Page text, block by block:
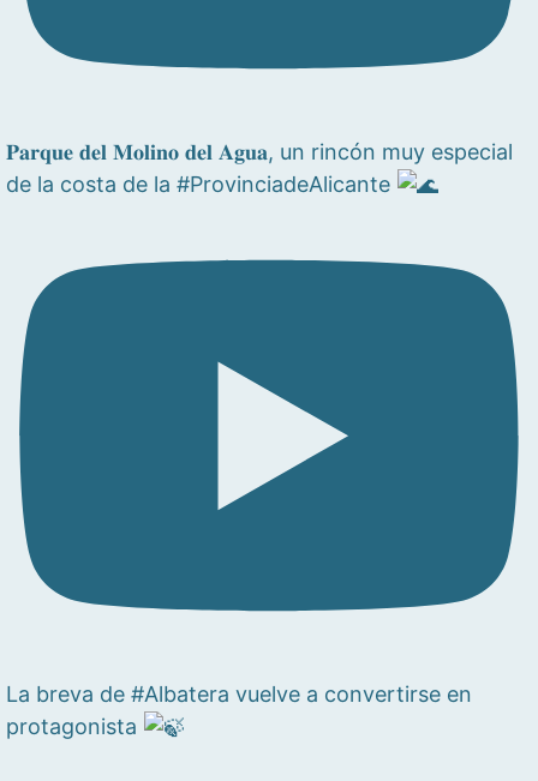
𝐏𝐚𝐫𝐪𝐮𝐞 𝐝𝐞𝐥 𝐌𝐨𝐥𝐢𝐧𝐨 𝐝𝐞𝐥 𝐀𝐠𝐮𝐚, un rincón muy especial
de la costa de la #ProvinciadeAlicante
La breva de #Albatera vuelve a convertirse en
protagonista